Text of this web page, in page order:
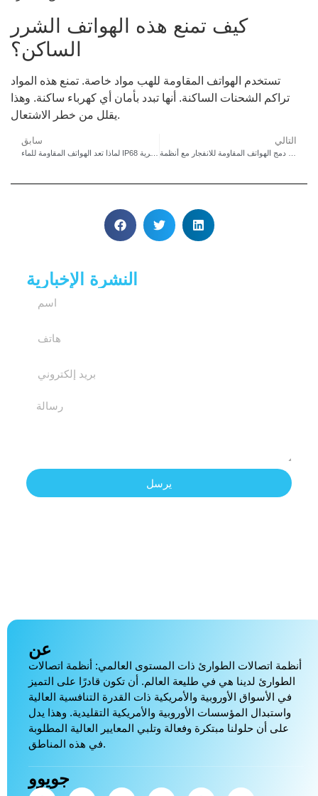
كيف تمنع هذه الهواتف الشرر
الساكن؟
تستخدم الهواتف المقاومة للهب مواد خاصة. تمنع هذه المواد
تراكم الشحنات الساكنة. أنها تبدد بأمان أي كهرباء ساكنة. وهذا
يقلل من خطر الاشتعال.
سابق التالي
النشرة الإخبارية
يرسل
عن
أنظمة اتصالات الطوارئ ذات المستوى العالمي: أنظمة اتصالات
الطوارئ لدينا هي في طليعة العالم. أن تكون قادرًا على التميز
في الأسواق الأوروبية والأمريكية ذات القدرة التنافسية العالية
واستبدال المؤسسات الأوروبية والأمريكية التقليدية. وهذا يدل
على أن حلولنا مبتكرة وفعالة وتلبي المعايير العالية المطلوبة
في هذه المناطق.
جويوو